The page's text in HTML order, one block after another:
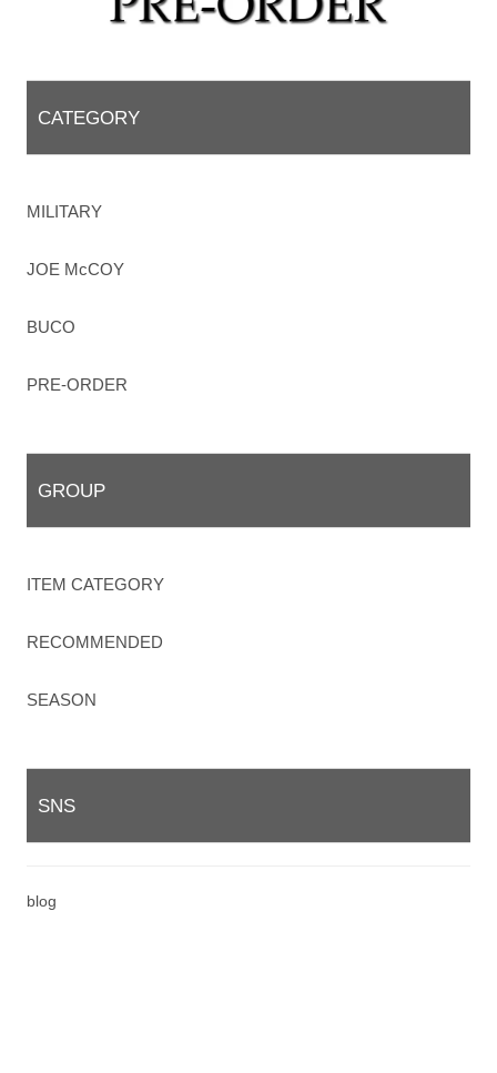
CATEGORY
MILITARY
JOE McCOY
BUCO
PRE-ORDER
GROUP
ITEM CATEGORY
RECOMMENDED
SEASON
SNS
blog